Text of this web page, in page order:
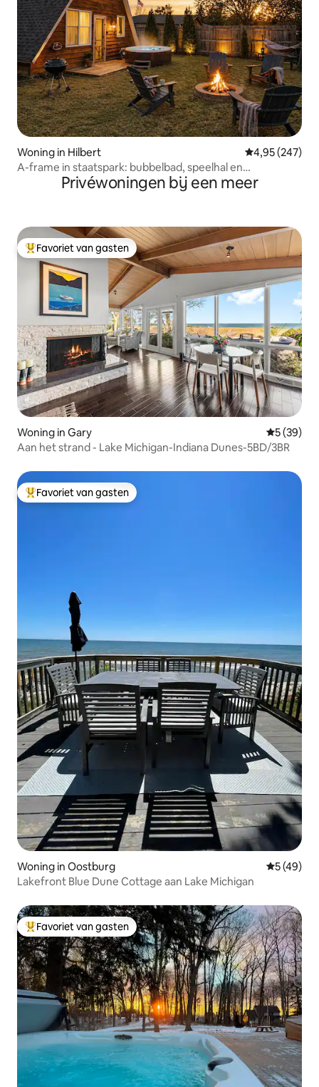
Woning in Hilbert Gemiddelde
4,95 (247)
A-frame in staatspark: bubbelbad, speelhal en
wandelmogelijkheden
Privéwoningen bij een meer
Topfavoriet van gasten
Favoriet van gasten
Woning in Gary
5 (39)
Aan het strand - Lake Michigan-Indiana Dunes-5BD/3BR
Topfavoriet van gasten
Favoriet van gasten
Woning in Oostburg
5 (49)
Lakefront Blue Dune Cottage aan Lake Michigan
Topfavoriet van gasten
Favoriet van gasten